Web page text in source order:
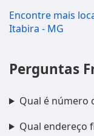
Encontre mais
Itabira - MG
Perguntas
Qual é número
Qual endereço